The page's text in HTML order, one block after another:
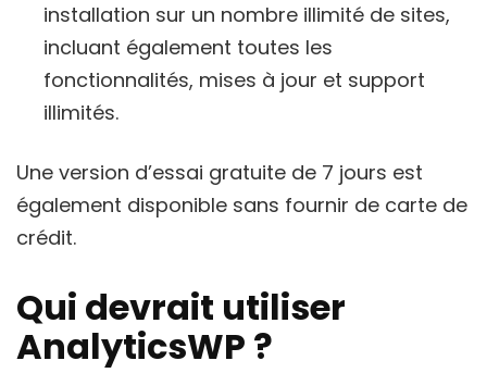
installation sur un nombre illimité de sites,
incluant également toutes les
fonctionnalités, mises à jour et support
illimités.
Une version d’essai gratuite de 7 jours est
également disponible sans fournir de carte de
crédit.
Qui devrait utiliser
AnalyticsWP ?